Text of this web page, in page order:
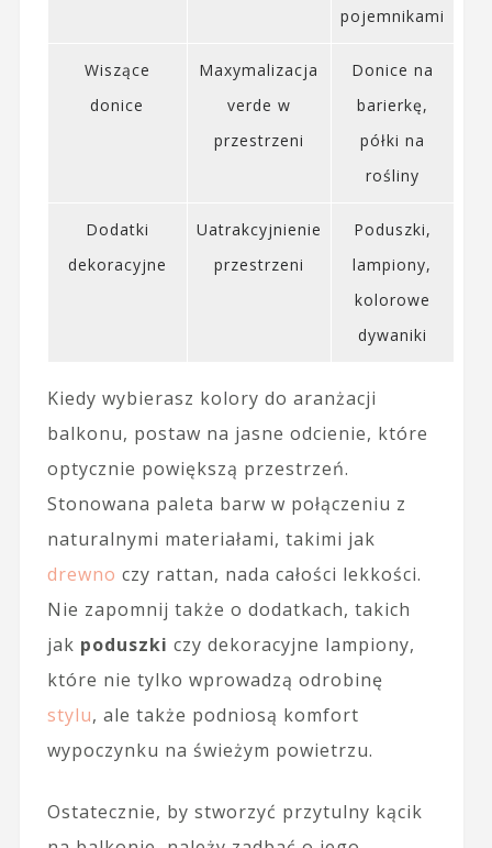
pojemnikami
Wiszące
donice
Maxymalizacja
verde w
przestrzeni
Donice na
barierkę,
półki na
rośliny
Dodatki
dekoracyjne
Uatrakcyjnienie
przestrzeni
Poduszki,
lampiony,
kolorowe
dywaniki
Kiedy wybierasz kolory do aranżacji
balkonu, postaw na jasne odcienie, które
optycznie powiększą przestrzeń.
Stonowana paleta barw w połączeniu z
naturalnymi materiałami, takimi jak
drewno czy rattan, nada całości lekkości.
Nie zapomnij także o dodatkach, takich
jak poduszki czy dekoracyjne lampiony,
które nie tylko wprowadzą odrobinę
stylu, ale także podniosą komfort
wypoczynku na świeżym powietrzu.
Ostatecznie, by stworzyć przytulny kącik